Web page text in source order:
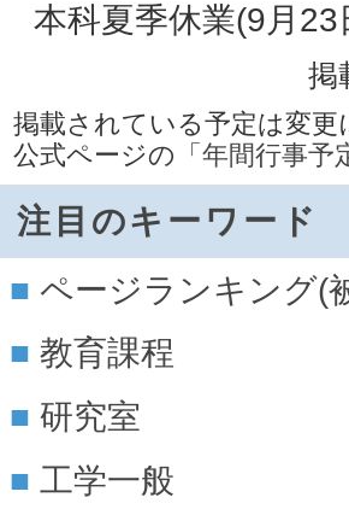
本科夏季休業(9月23
掲
掲載されている予定は変
公式ページの 「年間行事予
注目のキーワード
ページランキング(
教育課程
研究室
工学一般